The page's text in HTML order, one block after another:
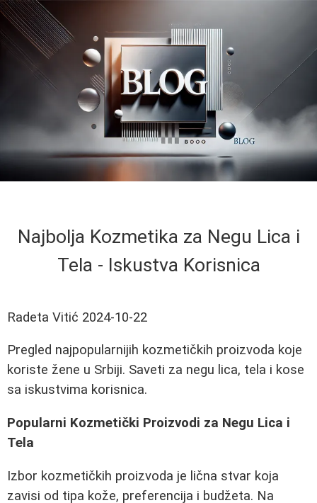
Najbolja Kozmetika za Negu Lica i
Tela - Iskustva Korisnica
Radeta Vitić 2024-10-22
Pregled najpopularnijih kozmetičkih proizvoda koje
koriste žene u Srbiji. Saveti za negu lica, tela i kose
sa iskustvima korisnica.
Popularni Kozmetički Proizvodi za Negu Lica i
Tela
Izbor kozmetičkih proizvoda je lična stvar koja
zavisi od tipa kože, preferencija i budžeta. Na